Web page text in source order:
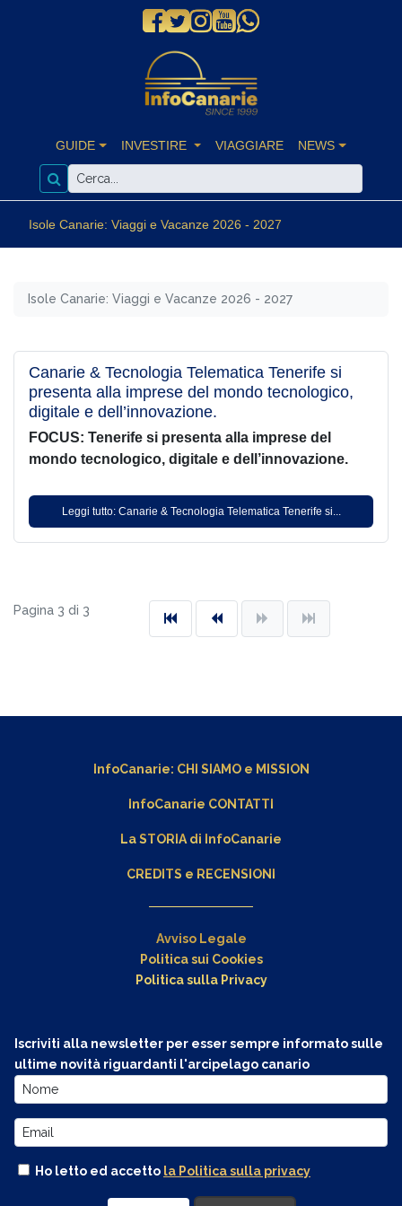
GUIDE INVESTIRE VIAGGIARE NEWS
Isole Canarie: Viaggi e Vacanze 2026 - 2027
Isole Canarie: Viaggi e Vacanze 2026 - 2027
Canarie & Tecnologia Telematica Tenerife si
presenta alla imprese del mondo tecnologico,
digitale e dell’innovazione.
FOCUS: Tenerife si presenta alla imprese del
mondo tecnologico, digitale e dell’innovazione.
Leggi tutto: Canarie & Tecnologia Telematica Tenerife si...
Pagina 3 di 3
InfoCanarie: CHI SIAMOe MISSION
InfoCanarie CONTATTI
La STORIA di InfoCanarie
CREDITS e RECENSIONI
Avviso Legale
Politica sui Cookies
Politica sulla Privacy
Iscriviti alla newsletter per esser sempre informato sulle
ultime novità riguardanti l'arcipelago canario
Ho letto ed accetto la Politica sulla privacy